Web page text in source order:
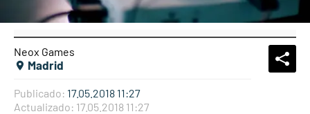
Neox Games
Madrid
Publicado: 17.05.2018 11:27
Actualizado: 17.05.2018 11:27